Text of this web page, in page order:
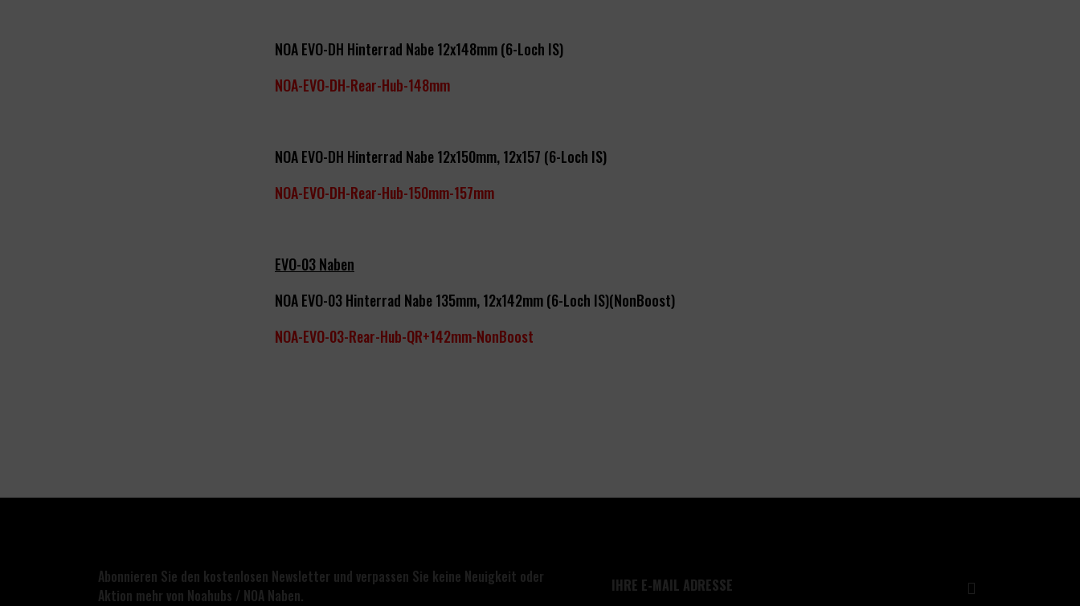
NOA EVO-DH Hinterrad Nabe 12x148mm(6-Loch IS)
NOA-EVO-DH-Rear-Hub-148mm
NOA EVO-DH Hinterrad Nabe 12x150mm, 12x157 (6-Loch IS)
NOA-EVO-DH-Rear-Hub-150mm-157mm
EVO-03 Naben
NOA EVO-03 Hinterrad Nabe 135mm, 12x142mm (6-Loch IS)(NonBoost)
NOA-EVO-03-Rear-Hub-QR+142mm-NonBoost
Abonnieren Sie den kostenlosen Newsletter und verpassen Sie keine Neuigkeit oder
Aktion mehr von Noahubs / NOA Naben.